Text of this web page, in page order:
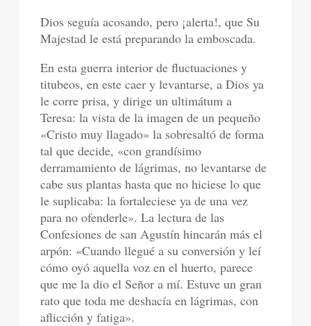
Dios seguía acosando, pero ¡alerta!, que Su
Majestad le está preparando la emboscada.
En esta guerra interior de fluctuaciones y
titubeos, en este caer y levantarse, a Dios ya
le corre prisa, y dirige un ultimátum a
Teresa: la vista de la imagen de un pequeño
«Cristo muy llagado» la sobresaltó de forma
tal que decide, «con grandísimo
derramamiento de lágrimas, no levantarse de
cabe sus plantas hasta que no hiciese lo que
le suplicaba: la fortaleciese ya de una vez
para no ofenderle». La lectura de las
Confesiones de san Agustín hincarán más el
arpón: «Cuando llegué a su conversión y leí
cómo oyó aquella voz en el huerto, parece
que me la dio el Señor a mí. Estuve un gran
rato que toda me deshacía en lágrimas, con
aflicción y fatiga».